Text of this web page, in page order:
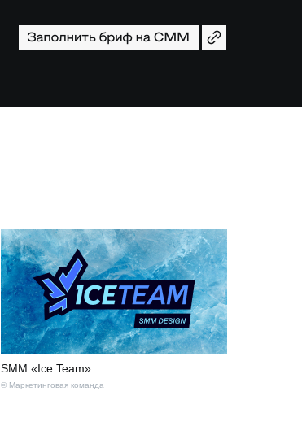
SMM «Ice Team»
© Маркетинговая команда